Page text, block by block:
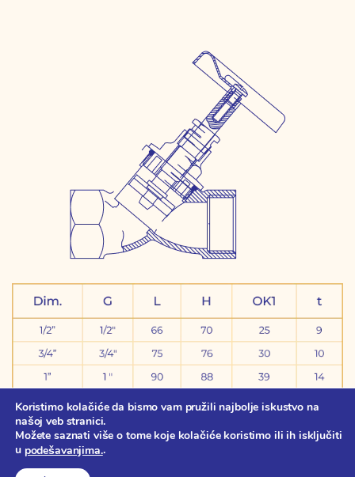
Koristimo kolačiće da bismo vam pružili najbolje iskustvo na
našoj veb stranici.
Možete saznati više o tome koje kolačiće koristimo ili ih isključiti
u podešavanjima..